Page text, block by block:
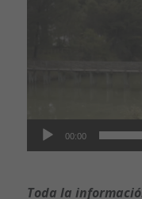
00:00
Toda la